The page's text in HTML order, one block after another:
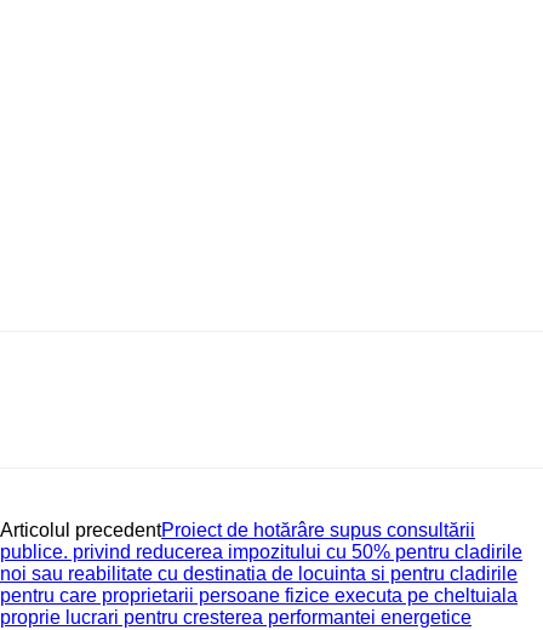
Articolul precedentProiect de hotărâre supus consultării
publice. privind reducerea impozitului cu 50% pentru cladirile
noi sau reabilitate cu destinatia de locuinta si pentru cladirile
pentru care proprietarii persoane fizice executa pe cheltuiala
proprie lucrari pentru cresterea performantei energetice